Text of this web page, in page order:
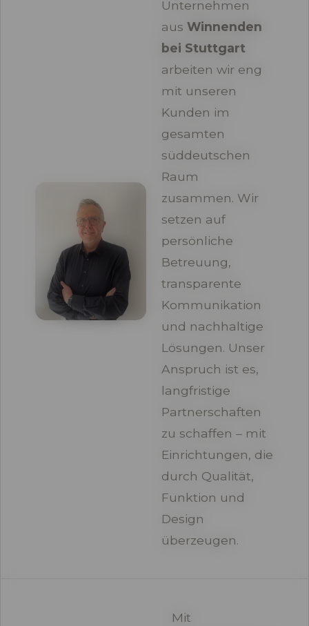
Unternehmen
aus Winnenden
bei Stuttgart
arbeiten wir eng
mit unseren
Kunden im
gesamten
süddeutschen
Raum
zusammen. Wir
setzen auf
persönliche
Betreuung,
transparente
Kommunikation
und nachhaltige
Lösungen. Unser
Anspruch ist es,
langfristige
Partnerschaften
zu schaffen – mit
Einrichtungen, die
durch Qualität,
Funktion und
Design
überzeugen.
Mit